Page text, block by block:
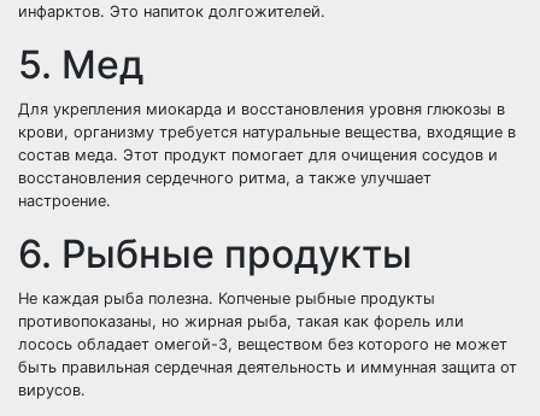
инфарктов. Это напиток долгожителей.
5. Мед
Для укрепления миокарда и восстановления уровня глюкозы в
крови, организму требуется натуральные вещества, входящие в
состав меда. Этот продукт помогает для очищения сосудов и
восстановления сердечного ритма, а также улучшает
настроение.
6. Рыбные продукты
Не каждая рыба полезна. Копченые рыбные продукты
противопоказаны, но жирная рыба, такая как форель или
лосось обладает омегой-3, веществом без которого не может
быть правильная сердечная деятельность и иммунная защита от
вирусов.